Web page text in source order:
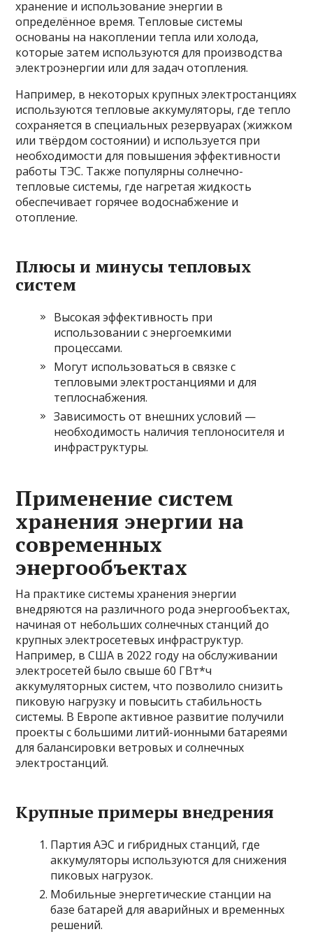
хранение и использование энергии в
определённое время. Тепловые системы
основаны на накоплении тепла или холода,
которые затем используются для производства
электроэнергии или для задач отопления.
Например, в некоторых крупных электростанциях
используются тепловые аккумуляторы, где тепло
сохраняется в специальных резервуарах (жижком
или твёрдом состоянии) и используется при
необходимости для повышения эффективности
работы ТЭС. Также популярны солнечно-
тепловые системы, где нагретая жидкость
обеспечивает горячее водоснабжение и
отопление.
Плюсы и минусы тепловых
систем
Высокая эффективность при
использовании с энергоемкими
процессами.
Могут использоваться в связке с
тепловыми электростанциями и для
теплоснабжения.
Зависимость от внешних условий —
необходимость наличия теплоносителя и
инфраструктуры.
Применение систем
хранения энергии на
современных
энергообъектах
На практике системы хранения энергии
внедряются на различного рода энергообъектах,
начиная от небольших солнечных станций до
крупных электросетевых инфраструктур.
Например, в США в 2022 году на обслуживании
электросетей было свыше 60 ГВт*ч
аккумуляторных систем, что позволило снизить
пиковую нагрузку и повысить стабильность
системы. В Европе активное развитие получили
проекты с большими литий-ионными батареями
для балансировки ветровых и солнечных
электростанций.
Крупные примеры внедрения
Партия АЭС и гибридных станций, где
аккумуляторы используются для снижения
пиковых нагрузок.
Мобильные энергетические станции на
базе батарей для аварийных и временных
решений.